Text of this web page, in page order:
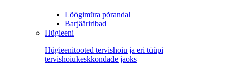
Löögimüra põrandal
Barjääriribad
Hügieeni
Hügieenitooted tervishoiu ja eri tüüpi
tervishoiukeskkondade jaoks